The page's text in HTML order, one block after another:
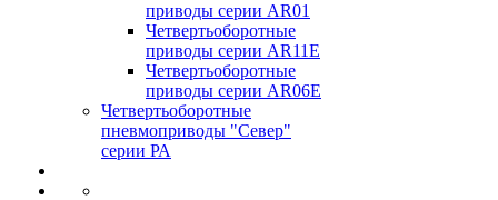
приводы серии AR01
Четвертьоборотные
приводы серии AR11E
Четвертьоборотные
приводы серии AR06E
Четвертьоборотные
пневмоприводы "Север"
серии РА